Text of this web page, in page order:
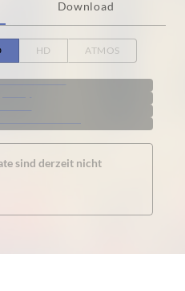
Download
HD ATMOS
sind derzeit nicht